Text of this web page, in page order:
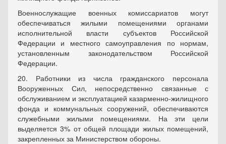
Военнослужащие военных комиссариатов могут
обеспечиваться жилыми помещениями органами
исполнительной власти субъектов Российской
Федерации и местного самоуправления по нормам,
установленным законодательством Российской
Федерации.
20. Работники из числа гражданского персонала
Вооруженных Сил, непосредственно связанные с
обслуживанием и эксплуатацией казарменно-жилищного
фонда и коммунальных сооружений, обеспечиваются
служебными жилыми помещениями. На эти цели
выделяется 3% от общей площади жилых помещений,
закрепленных за Министерством обороны.